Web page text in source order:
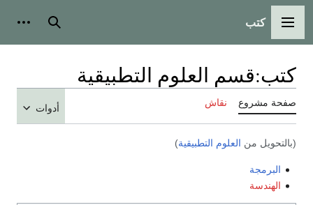
القائمة الرئيسية
كتب بحث
كتب:قسم العلوم التطبيقية
صفحة مشروع نقاش أدوات
(بالتحويل من العلوم التطبيقية)
البرمجة
الهندسة